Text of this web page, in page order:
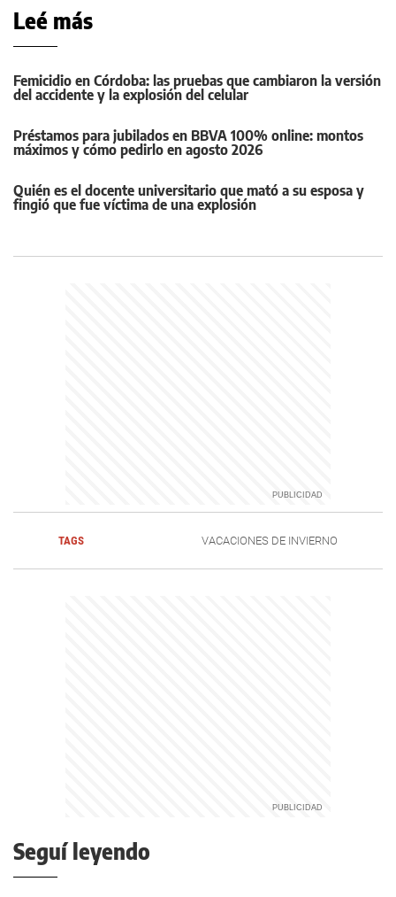
Leé más
Femicidio en Córdoba: las pruebas que cambiaron la versión
del accidente y la explosión del celular
Préstamos para jubilados en BBVA 100% online: montos
máximos y cómo pedirlo en agosto 2026
Quién es el docente universitario que mató a su esposa y
fingió que fue víctima de una explosión
TAGS VACACIONES DE INVIERNO
Seguí leyendo